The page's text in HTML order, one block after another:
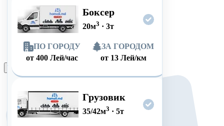
Боксер
20м3 · 3т
ПО ГОРОДУ
от 400 Лей/час
ЗА ГОРОДОМ
от 13 Лей/км
Грузовик
35/42м3 · 5т
Оформить заказ